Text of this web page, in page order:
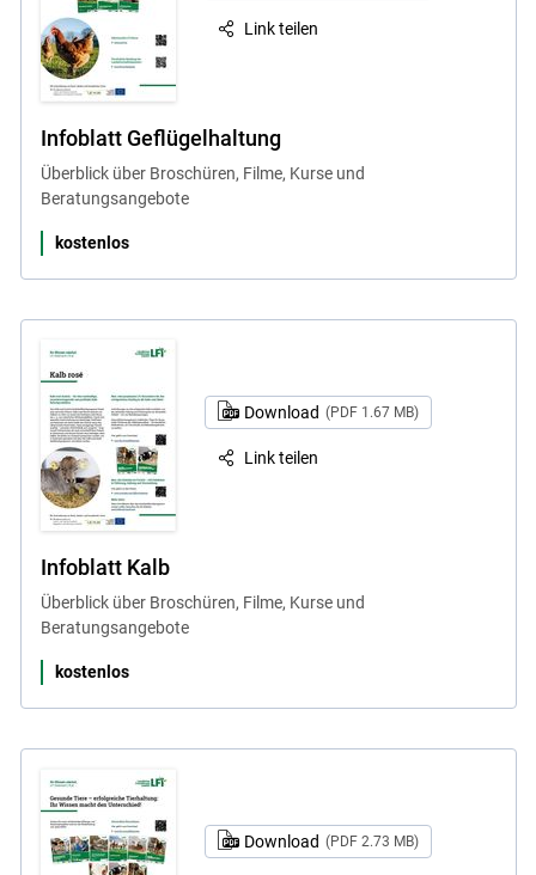
Link teilen
Infoblatt Geflügelhaltung
Überblick über Broschüren, Filme, Kurse und
Beratungsangebote
kostenlos
Download (PDF 1.67 MB)
Link teilen
Infoblatt Kalb
Überblick über Broschüren, Filme, Kurse und
Beratungsangebote
kostenlos
Download (PDF 2.73 MB)